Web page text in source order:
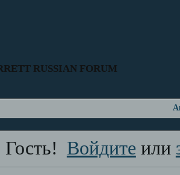
RUSSIAN FORUM
Войдите или